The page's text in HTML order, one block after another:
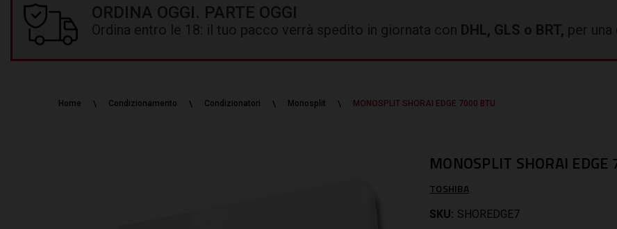
ORDINA OGGI. PARTE OGGI
Ordina entro le 18: il tuo pacco verrà spedito in giornata con DHL, GLS o BRT, per una
Home Condizionamento Condizionatori Monosplit MONOSPLIT SHORAI EDGE 7000 BTU
MONOSPLIT SHORAI EDGE
TOSHIBA
SKU: SHOREDGE7